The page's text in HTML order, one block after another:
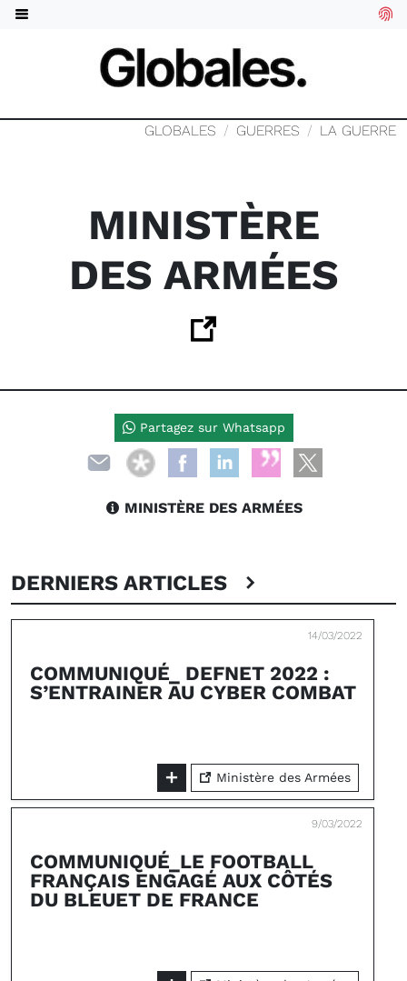
GLOBALES GUERRES LA GUERRE
MINISTÈRE
DES ARMÉES
MINISTÈRE DES ARMÉES
DERNIERS ARTICLES
14/03/2022
COMMUNIQUÉ_ DEFNET 2022 :
S’ENTRAINER AU CYBER COMBAT
Ministère des Armées
9/03/2022
COMMUNIQUÉ_LE FOOTBALL
FRANÇAIS ENGAGÉ AUX CÔTÉS
DU BLEUET DE FRANCE
Partagez sur Whatsapp